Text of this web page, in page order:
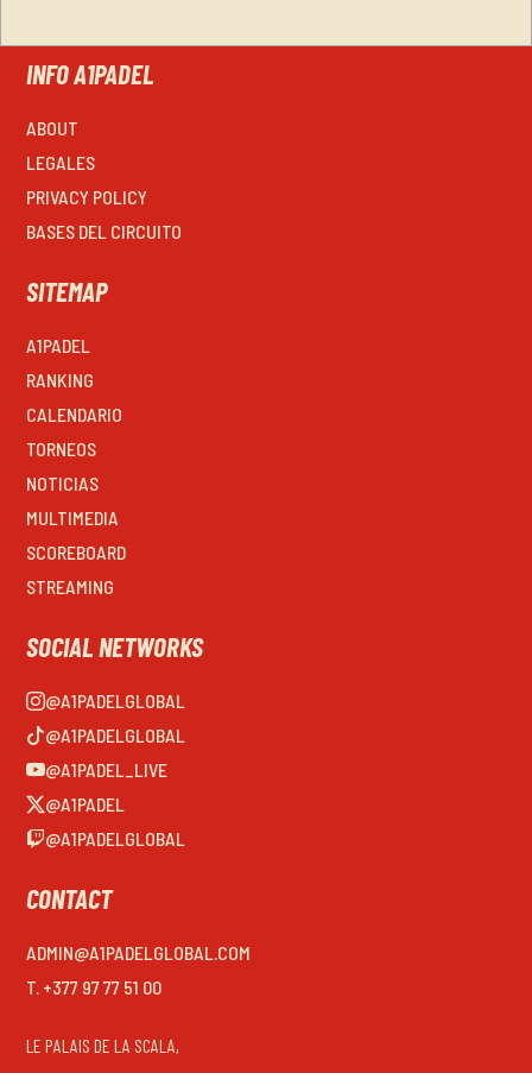
INFO A1PADEL
ABOUT
LEGALES
PRIVACY POLICY
BASES DEL CIRCUITO
SITEMAP
A1PADEL
RANKING
CALENDARIO
TORNEOS
NOTICIAS
MULTIMEDIA
SCOREBOARD
STREAMING
SOCIAL NETWORKS
@A1PADELGLOBAL
@A1PADELGLOBAL
@A1PADEL_LIVE
@A1PADEL
@A1PADELGLOBAL
CONTACT
ADMIN@A1PADELGLOBAL.COM
T. +377 97 77 51 00
LE PALAIS DE LA SCALA,